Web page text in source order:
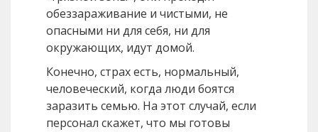
обеззараживание и чистыми, не
опасными ни для себя, ни для
окружающих, идут домой.
Конечно, страх есть, нормальный,
человеческий, когда люди боятся
заразить семью. На этот случай, если
персонал скажет, что мы готовы